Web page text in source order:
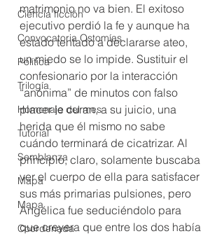
Ciencia ficción
Convocatoria Ostomías
Política
Trilogía
Homenaje del mes
Tutorial
Semblanza
Mapa
Mapa
Coordenada
matrimonio no va bien. El exitoso
ejecutivo perdió la fe y aunque ha
estado tentado a declararse ateo,
un miedo se lo impide. Sustituir el
confesionario por la interacción
“anónima” de minutos con falso
placer le curan, a su juicio, una
herida que él mismo no sabe
cuándo terminará de cicatrizar. Al
principio, claro, solamente buscaba
ver el cuerpo de ella para satisfacer
sus más primarias pulsiones, pero
Angélica fue seduciéndolo para
que creyera que entre los dos había